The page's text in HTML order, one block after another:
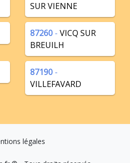
SUR VIENNE
87260 - VICQ SUR
BREUILH
87190 -
VILLEFAVARD
légales